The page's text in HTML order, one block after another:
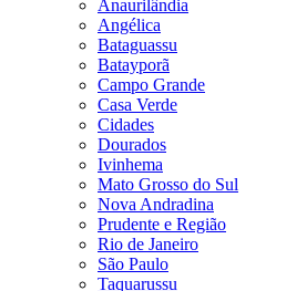
Anaurilândia
Angélica
Bataguassu
Batayporã
Campo Grande
Casa Verde
Cidades
Dourados
Ivinhema
Mato Grosso do Sul
Nova Andradina
Prudente e Região
Rio de Janeiro
São Paulo
Taquarussu